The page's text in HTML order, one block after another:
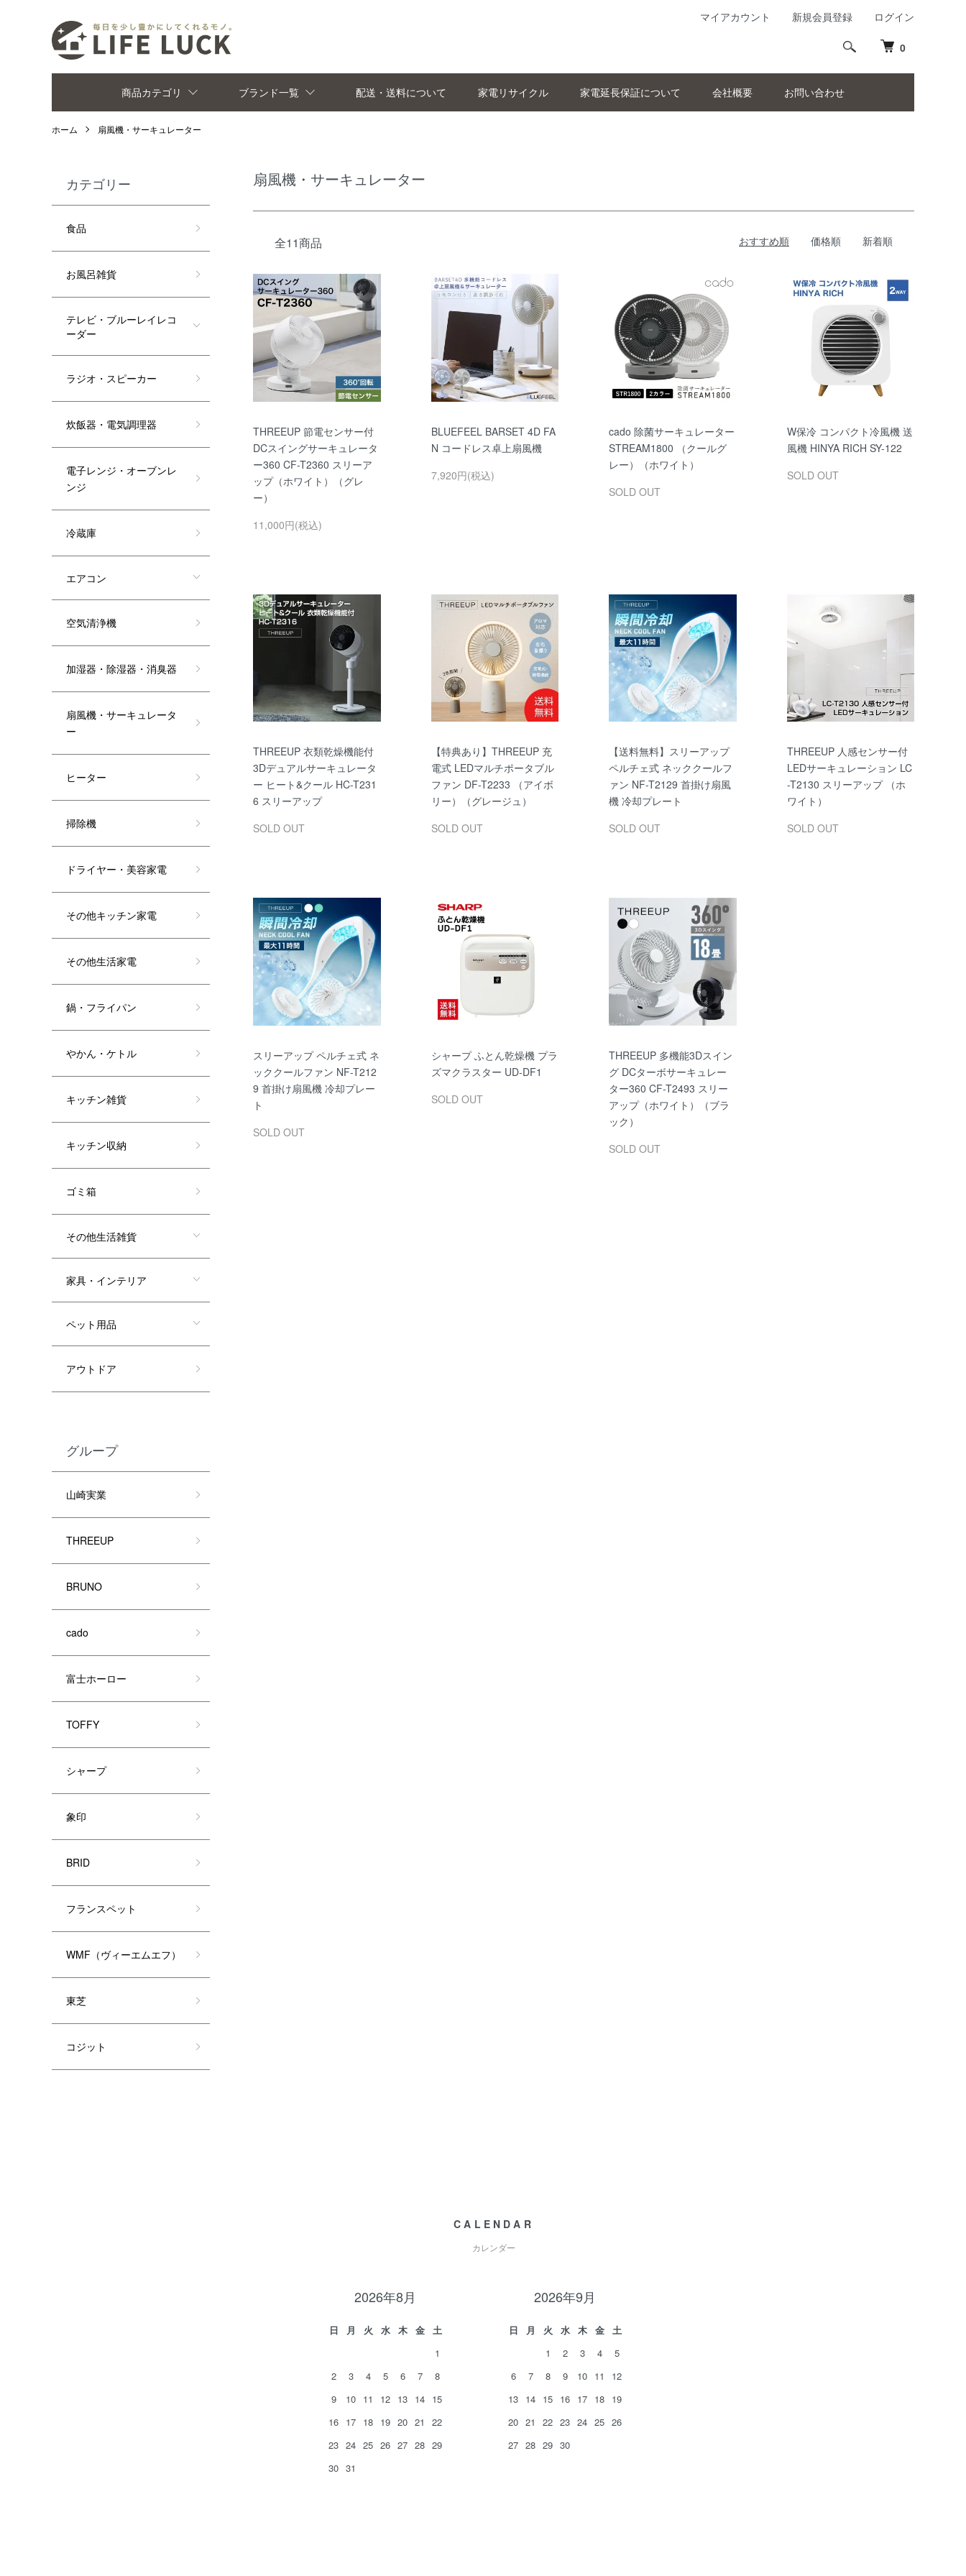
0
商品カテゴリ ブランド一覧 配送・送料について 家電リサイクル 家電延長保証について 会社概要 お問い合わせ
マイアカウント 新規会員登録 ログイン
ホーム 扇風機・サーキュレーター
扇風機・サーキュレーター
全11商品 おすすめ順 価格順 新着順
THREEUP 節電センサー付
DCスイングサーキュレータ
ー360 CF-T2360 スリーア
ップ（ホワイト）（グレ
ー）
11,000円(税込)
BLUEFEEL BARSET 4D FA
N コードレス卓上扇風機
7,920円(税込)
cado 除菌サーキュレーター
STREAM1800 （クールグ
レー）（ホワイト）
SOLD OUT
W保冷 コンパクト冷風機 送
風機 HINYA RICH SY-122
SOLD OUT
THREEUP 衣類乾燥機能付
3Dデュアルサーキュレータ
ー ヒート&クール HC-T231
6 スリーアップ
SOLD OUT
【特典あり】THREEUP 充
電式 LEDマルチポータブル
ファン DF-T2233 （アイボ
リー）（グレージュ）
SOLD OUT
【送料無料】スリーアップ
ペルチェ式 ネッククールフ
ァン NF-T2129 首掛け扇風
機 冷却プレート
SOLD OUT
THREEUP 人感センサー付
LEDサーキュレーション LC
-T2130 スリーアップ （ホ
ワイト）
SOLD OUT
スリーアップ ペルチェ式 ネ
ッククールファン NF-T212
9 首掛け扇風機 冷却プレー
ト
SOLD OUT
シャープ ふとん乾燥機 プラ
ズマクラスター UD-DF1
SOLD OUT
THREEUP 多機能3Dスイン
グ DCターボサーキュレー
ター360 CF-T2493 スリー
アップ（ホワイト）（ブラ
ック）
SOLD OUT
カテゴリー
食品
お風呂雑貨
テレビ・ブルーレイレコ
ーダー
ラジオ・スピーカー
炊飯器・電気調理器
電子レンジ・オーブンレ
ンジ
冷蔵庫
エアコン
空気清浄機
加湿器・除湿器・消臭器
扇風機・サーキュレータ
ー
ヒーター
掃除機
ドライヤー・美容家電
その他キッチン家電
その他生活家電
鍋・フライパン
やかん・ケトル
キッチン雑貨
キッチン収納
ゴミ箱
その他生活雑貨
家具・インテリア
ペット用品
アウトドア
グループ
山崎実業
THREEUP
BRUNO
cado
富士ホーロー
TOFFY
シャープ
象印
BRID
フランスペット
WMF（ヴィーエムエフ）
東芝
コジット
CALENDAR
カレンダー
2026年8月
日 月 火 水 木 金
土
1
2
3 4 5 6 7
8
9
10 11 12 13 14 15
16 17 18 19 20 21
22
23 24 25 26 27 28 29
30 31
2026年9月
日 月 火 水 木 金
土
1
2 3 4
5
6
7 8 9 10 11
12
13 14 15 16 17 18 19
20 21 22 23 24 25 26
27 28 29 30